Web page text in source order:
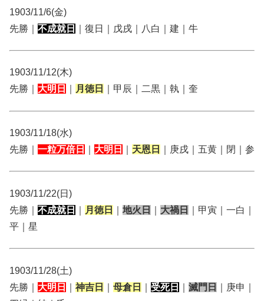
1903/11/6(金)
先勝｜ 不成就日 ｜復日｜戊戌｜八白｜建｜牛
1903/11/12(木)
先勝｜ 大明日 月徳日 ｜甲辰｜二黒｜執｜奎
1903/11/18(水)
先勝｜ 一粒万倍日 大明日 天恩日 ｜庚戌｜五黄｜閉｜参
1903/11/22(日)
先勝｜ 不成就日 月徳日 地火日 大禍日
｜甲寅｜一白｜
平｜星
1903/11/28(土)
先勝｜ 大明日 神吉日 母倉日 受死日 滅門日
｜庚申｜